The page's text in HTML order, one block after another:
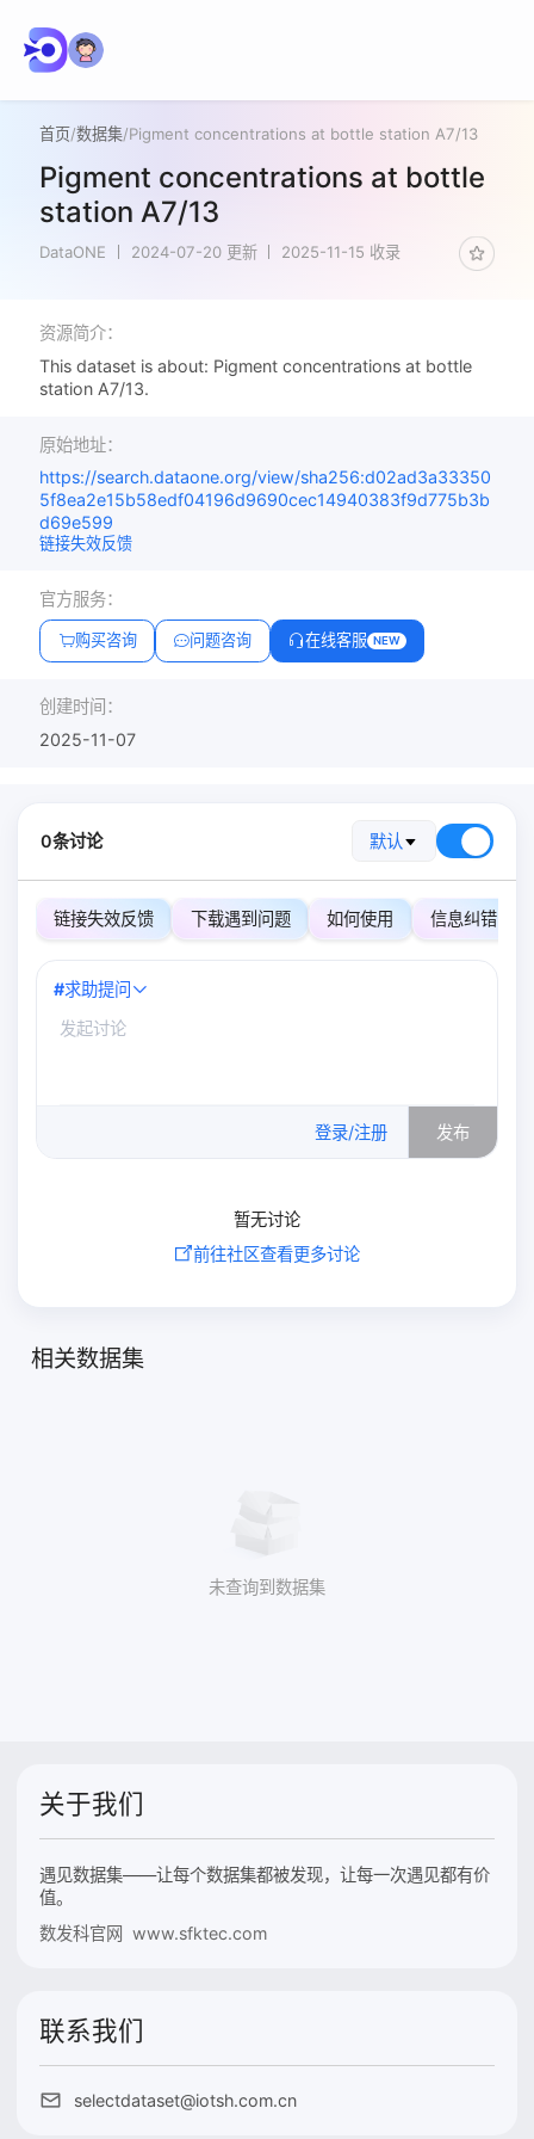
首页/数据集/Pigment concentrations at bottle station A7/13
Pigment concentrations at bottle
station A7/13
DataONE 2024-07-20 更新 2025-11-15 收录
资源简介：
This dataset is about: Pigment concentrations at bottle
station A7/13.
原始地址：
https://search.dataone.org/view/sha256:d02ad3a33350
5f8ea2e15b58edf04196d9690cec14940383f9d775b3b
d69e599
链接失效反馈
官方服务：
购买咨询 问题咨询 在线客服 NEW
创建时间：
2025-11-07
0条讨论 默认
链接失效反馈 下载遇到问题 如何使用 信息纠错
#求助提问
登录/注册 发布
暂无讨论
前往社区查看更多讨论
相关数据集
未查询到数据集
关于我们
遇见数据集——让每个数据集都被发现，让每一次遇见都有价
值。
数发科官网 www.sfktec.com
联系我们
selectdataset@iotsh.com.cn